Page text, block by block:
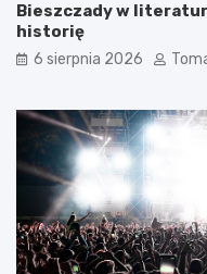
Bieszczady w
historię
6 sierpnia 2026